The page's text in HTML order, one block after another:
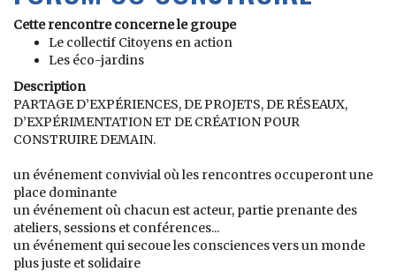
Cette rencontre concerne le groupe
Le collectif Citoyens en action
Les éco-jardins
Description
PARTAGE D’EXPÉRIENCES, DE PROJETS, DE RÉSEAUX,
D’EXPÉRIMENTATION ET DE CRÉATION POUR
CONSTRUIRE DEMAIN.
un événement convivial où les rencontres occuperont une
place dominante
un événement où chacun est acteur, partie prenante des
ateliers, sessions et conférences...
un événement qui secoue les consciences vers un monde
plus juste et solidaire